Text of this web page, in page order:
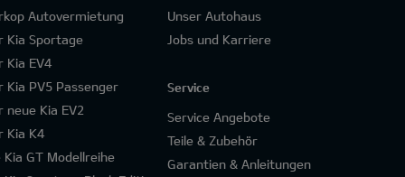
Autovermietung
Kia Sportage
Kia EV4
Kia PV5 Passenger
neue Kia EV2
Kia K4
Kia GT Modellreihe
Unser Autohaus
Jobs und Karriere
Service
Service Angebote
Teile & Zubehör
Garantien & Anleitungen